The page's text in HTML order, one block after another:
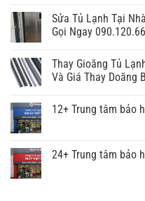
Sửa Tủ Lạnh Tại
Gọi Ngay
Thay Gioăng Tủ
Và Giá Thay Doăng
12+ Trung tâm bảo
24+ Trung tâm bảo